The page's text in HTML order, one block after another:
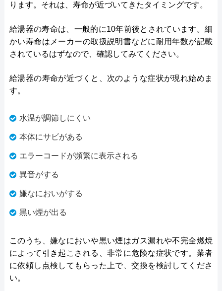
ります。それは、寿命が近づいてきたタイミングです。
給湯器の寿命は、一般的に10年前後とされています。細
かい寿命はメーカーの取扱説明書などに耐用年数が記載
されているはずなので、確認してみてください。
給湯器の寿命が近づくと、次のような症状が現れ始めま
す。
水温が調節しにくい
本体にサビがある
エラーコードが頻繁に表示される
異音がする
嫌なにおいがする
黒い煙が出る
このうち、嫌なにおいや黒い煙はガス漏れや不完全燃焼
によって引き起こされる、非常に危険な症状です。業者
に依頼し点検してもらった上で、交換を検討してくださ
い。